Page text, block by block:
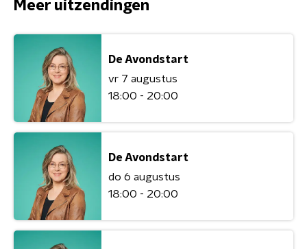
Meer uitzendingen
De Avondstart
vr 7 augustus
18:00 - 20:00
De Avondstart
do 6 augustus
18:00 - 20:00